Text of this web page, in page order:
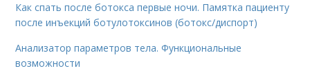
Как спать после ботокса первые ночи. Памятка пациенту
после инъекций ботулотоксинов (ботокс/диспорт)
Анализатор параметров тела. Функциональные
возможности